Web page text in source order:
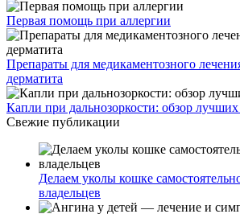
Первая помощь при аллергии
Препараты для медикаментозного
дерматита
Капли при дальнозоркости: обзор лучших
Свежие публикации
Делаем уколы кошке
владельцев